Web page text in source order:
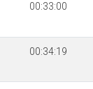
00:33:00
00:34:19